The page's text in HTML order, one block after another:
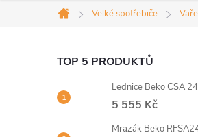
Domů
Velké spotřebiče
P
o
TOP 5 PRODUKTŮ
Lednice Beko CSA
5 555 Kč
Mrazák Beko